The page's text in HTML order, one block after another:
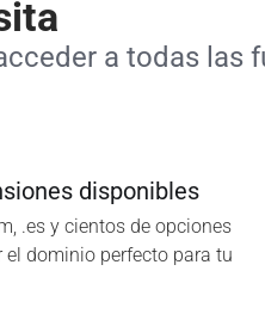
a todas
disponibles
.es y cientos de opciones
el dominio perfecto para tu